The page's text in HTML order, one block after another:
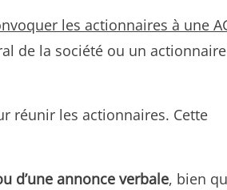
les actionnaires à une
de la société ou un actionnaire
réunir les actionnaires. Cette
d’une annonce verbale, bien